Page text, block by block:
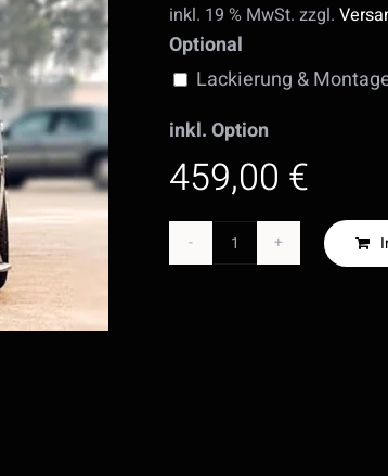
inkl. 19 % MwSt. zzgl.
Optional
Lackierung &
inkl. Option
459,00 €
Charger